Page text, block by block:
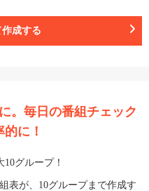
成する
。毎日の番組チェック
に！
グループ！
表が、10グループまで作成す